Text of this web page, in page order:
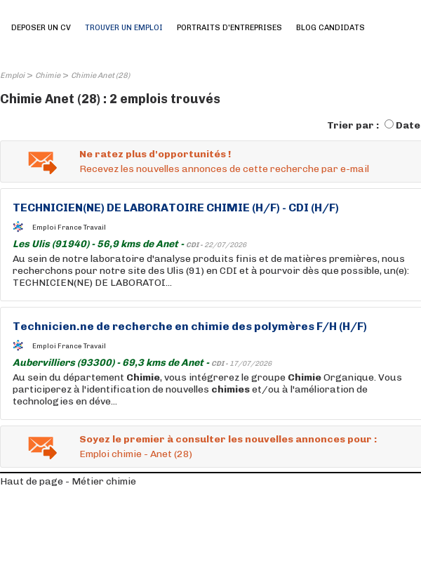
DEPOSER UN CV TROUVER UN EMPLOI PORTRAITS D'ENTREPRISES BLOG CANDIDATS
Emploi> Chimie> Chimie Anet (28)
Chimie Anet (28) : 2 emplois trouvés
Trier par : Date
Ne ratez plus d'opportunités !
Recevez les nouvelles annonces de cette recherche par e-mail
TECHNICIEN(NE) DE LABORATOIRE CHIMIE (H/F) - CDI (H/F)
Emploi France Travail
Les Ulis (91940) - 56,9 kms de Anet - CDI - 22/07/2026
Au sein de notre laboratoire d'analyse produits finis et de matières premières, nous
recherchons pour notre site des Ulis (91) en CDI et à pourvoir dès que possible, un(e):
TECHNICIEN(NE) DE LABORATOI...
Technicien.ne de recherche en chimie des polymères F/H (H/F)
Emploi France Travail
Aubervilliers (93300) - 69,3 kms de Anet - CDI - 17/07/2026
Au sein du département Chimie, vous intégrerez le groupe ChimieOrganique. Vous
participerez à l'identification de nouvelles chimieset/ou à l'amélioration de
technologies en déve...
Soyez le premier à consulter les nouvelles annonces pour :
Emploi chimie - Anet (28)
Haut de page - Métier chimie